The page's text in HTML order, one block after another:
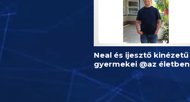
Neal és ijesztő kinézetű
gyermekei @az életben